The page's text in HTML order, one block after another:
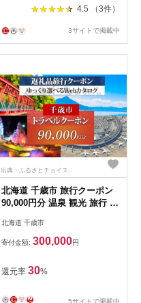
4.5 （3件）
3サイトで掲載中
出典：ふるさとチョイス
北海道 千歳市 旅行クーポン
90,000円分 温泉 観光 旅行 ホ
チケット 家族 カップル 宿泊
予約 おすすめ 父の日 母の日
北海道 千歳市
寄付金額: 300,000円
還元率 30%
5サイトで掲載中